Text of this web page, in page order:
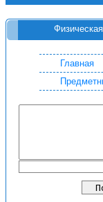
Главная